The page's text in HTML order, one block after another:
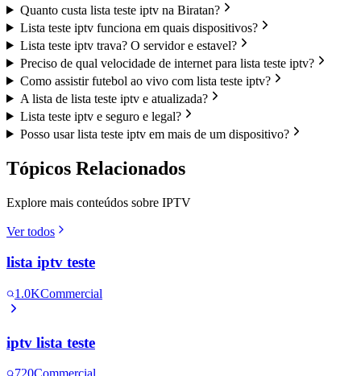
Quanto custa lista teste iptv na Biratan?
Lista teste iptv funciona em quais dispositivos?
Lista teste iptv trava? O servidor e estavel?
Preciso de qual velocidade de internet para lista teste iptv?
Como assistir futebol ao vivo com lista teste iptv?
A lista de lista teste iptv e atualizada?
Lista teste iptv e seguro e legal?
Posso usar lista teste iptv em mais de um dispositivo?
Tópicos Relacionados
Explore mais conteúdos sobre IPTV
Ver todos
lista iptv teste
1.0KCommercial
iptv lista teste